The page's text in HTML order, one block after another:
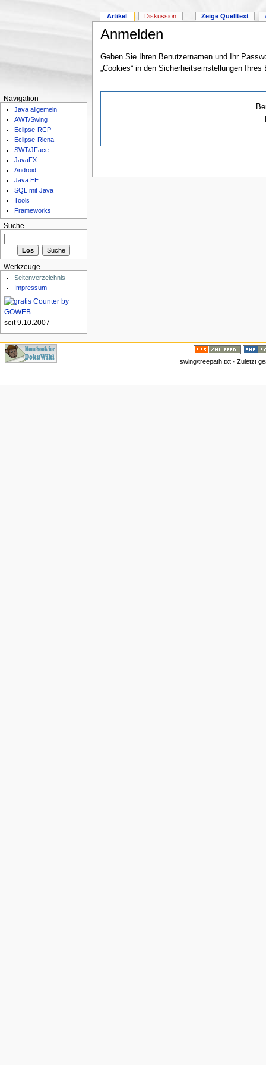
Anmelden
Geben Sie Ihren Benutzernamen und Ihr
„Cookies“ in den Sicherheitseinstellungen
Artikel Diskussion Zeige Quelltext
Navigation
Java allgemein
AWT/Swing
Eclipse-RCP
Eclipse-Riena
SWT/JFace
JavaFX
Android
Java EE
SQL mit Java
Tools
Frameworks
Suche
Werkzeuge
Seitenverzeichnis
Impressum
seit 9.10.2007
swing/treepath.txt · Zuletzt